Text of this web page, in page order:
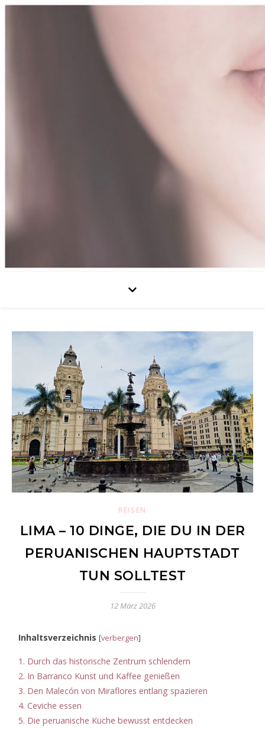
REISEN
LIMA – 10 DINGE, DIE DU IN DER
PERUANISCHEN HAUPTSTADT
TUN SOLLTEST
12 März 2026
Inhaltsverzeichnis [verbergen]
1. Durch das historische Zentrum schlendern
2. In Barranco Kunst und Kaffee genießen
3. Den Malecón von Miraflores entlang spazieren
4. Ceviche essen
5. Die peruanische Küche bewusst entdecken